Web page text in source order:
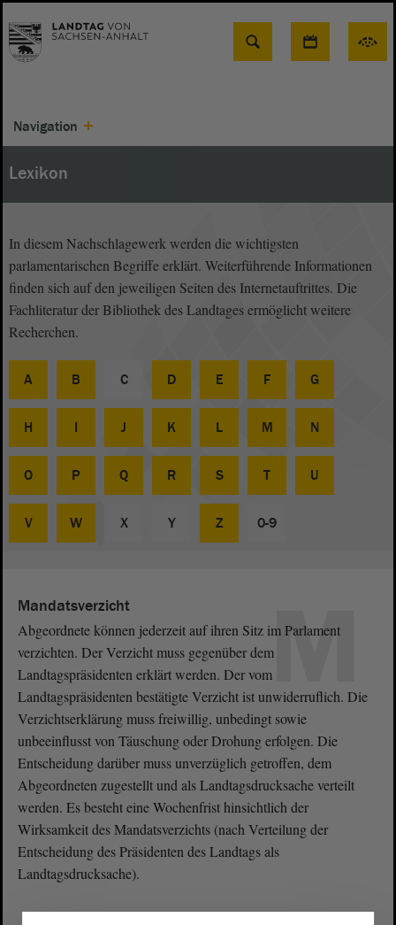
Suche
Navigation
Lexikon
In diesem Nachschlagewerk werden die wichtigsten
parlamentarischen Begriffe erklärt. Weiterführende Informationen
finden sich auf den jeweiligen Seiten des Internetauftrittes. Die
Fachliteratur der Bibliothek des Landtages ermöglicht weitere
Recherchen.
A B C D E F G
H I J K L M N
O P Q R S T U
V W X Y Z 0-9
M
Mandatsverzicht
Abgeordnete können jederzeit auf ihren Sitz im Parlament
verzichten. Der Verzicht muss gegenüber dem
Landtagspräsidenten erklärt werden. Der vom
Landtagspräsidenten bestätigte Verzicht ist unwiderruflich. Die
Verzichtserklärung muss freiwillig, unbedingt sowie
unbeeinflusst von Täuschung oder Drohung erfolgen. Die
Entscheidung darüber muss unverzüglich getroffen, dem
Abgeordneten zugestellt und als Landtagsdrucksache verteilt
werden. Es besteht eine Wochenfrist hinsichtlich der
Wirksamkeit des Mandatsverzichts (nach Verteilung der
Entscheidung des Präsidenten des Landtags als
Landtagsdrucksache).